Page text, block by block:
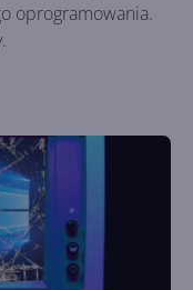
oprogramowania.